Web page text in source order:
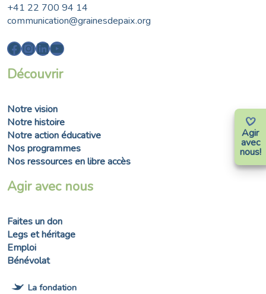
Agir
avec
nous!
+41 22 700 94 14
communication@grainesdepaix.org
Facebook
Instagram
LinkedIn
YouTube
Découvrir
Notre vision
Notre histoire
Notre action éducative
Nos programmes
Nos ressources en libre accès
Agir avec nous
Faites un don
Legs et héritage
Emploi
Bénévolat
La fondation